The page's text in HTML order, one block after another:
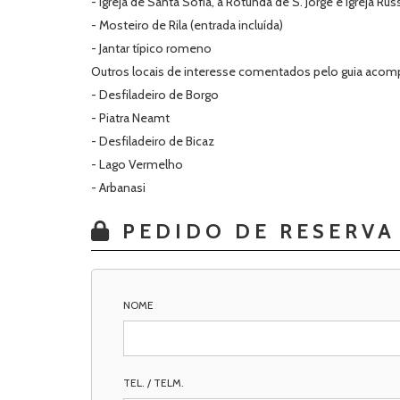
- Mosteiro de Rila (entrada incluída)
- Jantar típico romeno
Outros locais de interesse comentados pelo guia
- Desfiladeiro de Borgo
- Piatra Neamt
- Desfiladeiro de Bicaz
- Lago Vermelho
- Arbanasi
PEDIDO DE RESERVA
NOME
TEL. / TELM.